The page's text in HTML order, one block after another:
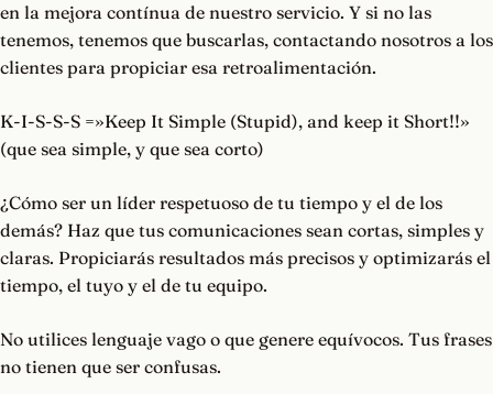
en la mejora contínua de nuestro servicio. Y si no las
tenemos, tenemos que buscarlas, contactando nosotros a los
clientes para propiciar esa retroalimentación.
K-I-S-S-S =»Keep It Simple (Stupid), and keep it Short!!»
(que sea simple, y que sea corto)
¿Cómo ser un líder respetuoso de tu tiempo y el de los
demás? Haz que tus comunicaciones sean cortas, simples y
claras. Propiciarás resultados más precisos y optimizarás el
tiempo, el tuyo y el de tu equipo.
No utilices lenguaje vago o que genere equívocos. Tus frases
no tienen que ser confusas.